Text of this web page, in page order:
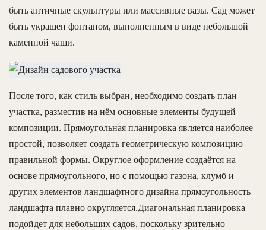
быть античные скульптуры или массивные вазы. Сад может
быть украшен фонтаном, выполненным в виде небольшой
каменной чаши.
После того, как стиль выбран, необходимо создать план
участка, разместив на нём основные элементы будущей
композиции. Прямоугольная планировка является наиболее
простой, позволяет создать геометрическую композицию
правильной формы. Округлое оформление создаётся на
основе прямоугольного, но с помощью газона, клумб и
других элементов ландшафтного дизайна прямоугольность
ландшафта плавно округляется.Диагональная планировка
подойдет для небольших садов, поскольку зрительно